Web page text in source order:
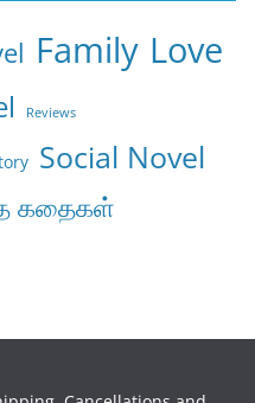
Family Love
Reviews
Social Novel
கதைகள்